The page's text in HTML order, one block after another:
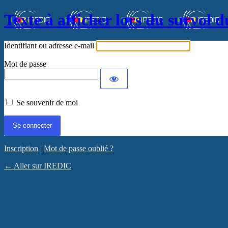
Texte à afficher lors du survol
Identifiant ou adresse e-mail
Mot de passe
Se souvenir de moi
Inscription | Mot de passe oublié ?
← Aller sur IREDIC